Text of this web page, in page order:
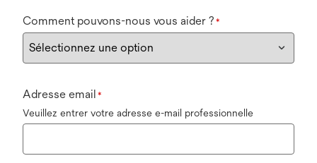
Comment pouvons-nous vous aider ? *
Adresse email *
Veuillez entrer votre adresse e-mail professionnelle